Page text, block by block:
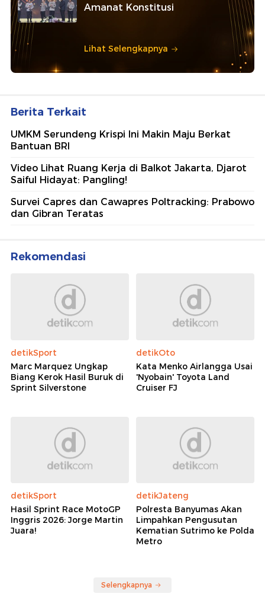
Amanat Konstitusi
Lihat Selengkapnya
Berita Terkait
UMKM Serundeng Krispi Ini Makin Maju Berkat
Bantuan BRI
Video Lihat Ruang Kerja di Balkot Jakarta, Djarot
Saiful Hidayat: Pangling!
Survei Capres dan Cawapres Poltracking: Prabowo
dan Gibran Teratas
Rekomendasi
detikSport
Marc Marquez Ungkap
Biang Kerok Hasil Buruk di
Sprint Silverstone
detikOto
Kata Menko Airlangga Usai
'Nyobain' Toyota Land
Cruiser FJ
detikSport
Hasil Sprint Race MotoGP
Inggris 2026: Jorge Martin
Juara!
detikJateng
Polresta Banyumas Akan
Limpahkan Pengusutan
Kematian Sutrimo ke Polda
Metro
Selengkapnya